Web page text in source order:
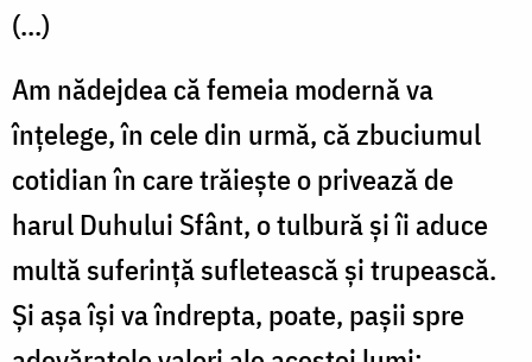
(...)
Am nădejdea că femeia modernă va
înțelege, în cele din urmă, că zbuciumul
cotidian în care trăiește o privează de
harul Duhului Sfânt, o tulbură și îi aduce
multă suferință sufletească și trupească.
Și așa își va îndrepta, poate, pașii spre